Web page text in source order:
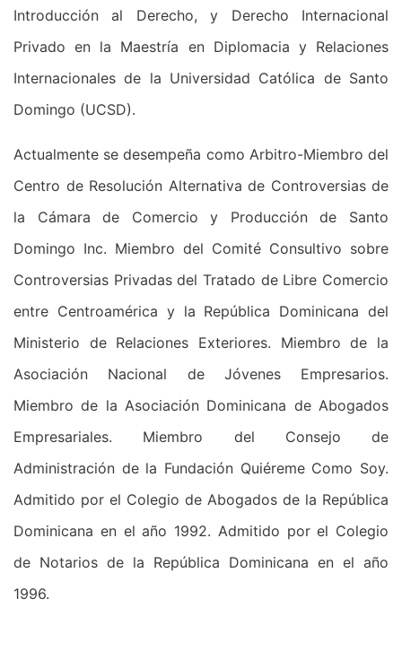
Introducción al Derecho, y Derecho Internacional
Privado en la Maestría en Diplomacia y Relaciones
Internacionales de la Universidad Católica de Santo
Domingo (UCSD).
Actualmente se desempeña como Arbitro-Miembro del
Centro de Resolución Alternativa de Controversias de
la Cámara de Comercio y Producción de Santo
Domingo Inc. Miembro del Comité Consultivo sobre
Controversias Privadas del Tratado de Libre Comercio
entre Centroamérica y la República Dominicana del
Ministerio de Relaciones Exteriores. Miembro de la
Asociación Nacional de Jóvenes Empresarios.
Miembro de la Asociación Dominicana de Abogados
Empresariales. Miembro del Consejo de
Administración de la Fundación Quiéreme Como Soy.
Admitido por el Colegio de Abogados de la República
Dominicana en el año 1992. Admitido por el Colegio
de Notarios de la República Dominicana en el año
1996.